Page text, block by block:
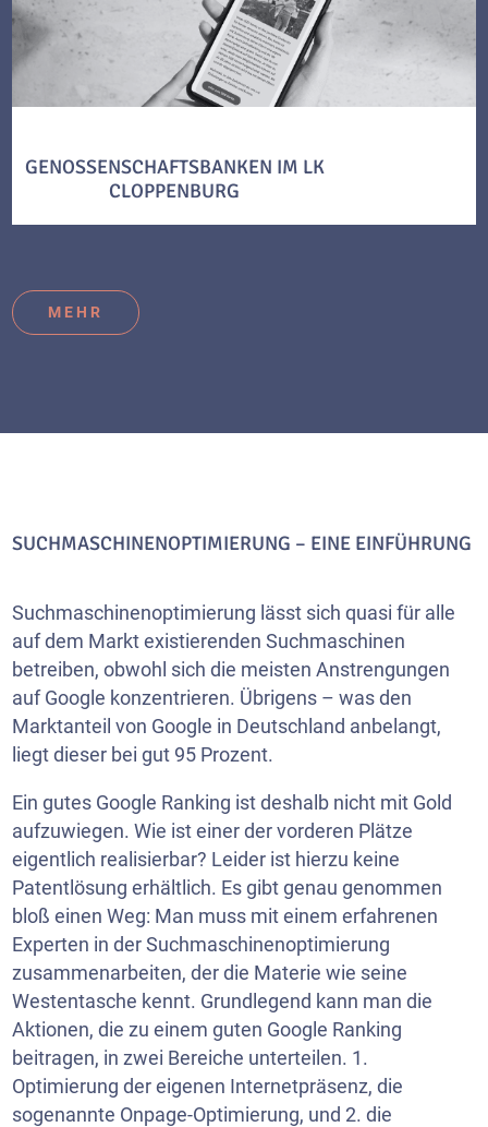
GENOSSENSCHAFTSBANKEN IM LK
CLOPPENBURG
MEHR
SUCHMASCHINENOPTIMIERUNG – EINE EINFÜHRUNG
Suchmaschinenoptimierung lässt sich quasi für alle
auf dem Markt existierenden Suchmaschinen
betreiben, obwohl sich die meisten Anstrengungen
auf Google konzentrieren. Übrigens – was den
Marktanteil von Google in Deutschland anbelangt,
liegt dieser bei gut 95 Prozent.
Ein gutes Google Ranking ist deshalb nicht mit Gold
aufzuwiegen. Wie ist einer der vorderen Plätze
eigentlich realisierbar? Leider ist hierzu keine
Patentlösung erhältlich. Es gibt genau genommen
bloß einen Weg: Man muss mit einem erfahrenen
Experten in der Suchmaschinenoptimierung
zusammenarbeiten, der die Materie wie seine
Westentasche kennt. Grundlegend kann man die
Aktionen, die zu einem guten Google Ranking
beitragen, in zwei Bereiche unterteilen. 1.
Optimierung der eigenen Internetpräsenz, die
sogenannte Onpage-Optimierung, und 2. die